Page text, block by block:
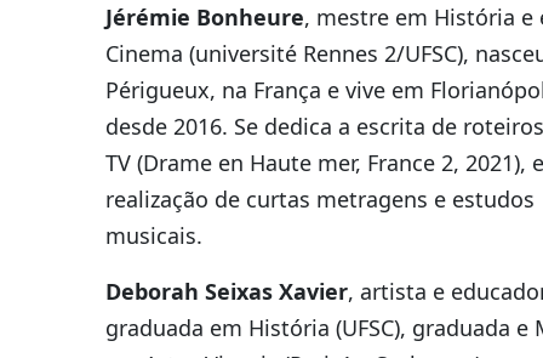
Jérémie Bonheure, mestre em História e
Cinema (université Rennes 2/UFSC),
Périgueux, na França e vive em
desde 2016. Se dedica a escrita de
TV (Drame en Haute mer, France 2, 2021), e
realização de curtas metragens e estudos
musicais.
Deborah Seixas Xavier, artista e
graduada em História (UFSC), graduada e